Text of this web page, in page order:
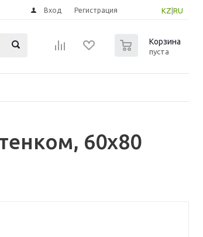
KZ RU
Вход Регистрация
Корзина
пуста
60x80